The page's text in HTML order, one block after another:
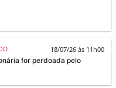
18/07/26 às 11h00
for perdoada pelo